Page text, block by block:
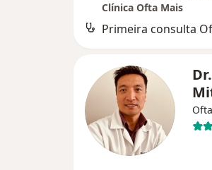
Clínica Ofta Mais
Primeira consulta